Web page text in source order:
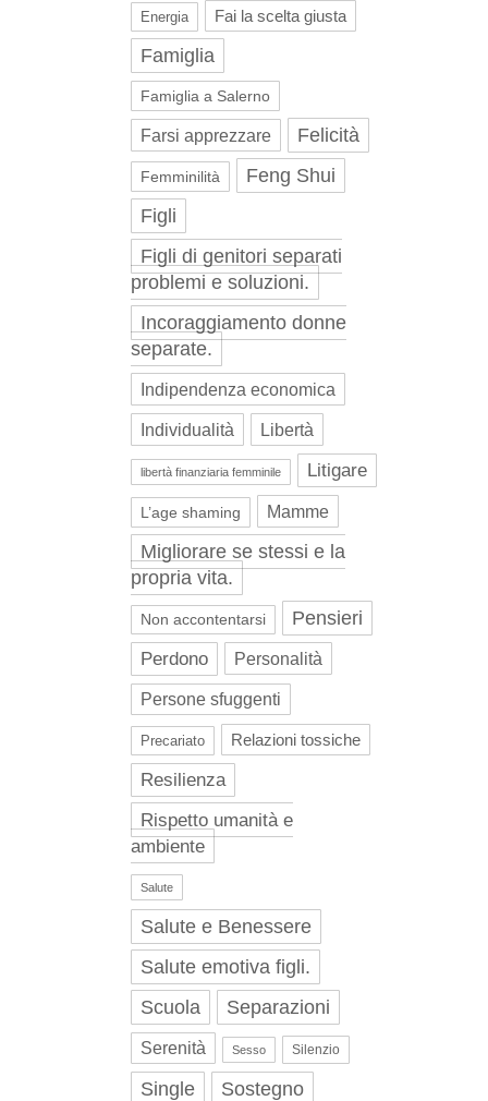
Energia Fai la scelta giusta
Famiglia
Famiglia a Salerno
Farsi apprezzare Felicità
Femminilità
Feng Shui
Figli
Figli di genitori separati
problemi e soluzioni.
Incoraggiamento donne
separate.
Indipendenza economica
Individualità Libertà
libertà finanziaria femminile Litigare
L’age shaming Mamme
Migliorare se stessi e la
propria vita.
Non accontentarsi Pensieri
Perdono Personalità
Persone sfuggenti
Precariato Relazioni tossiche
Resilienza
Rispetto umanità e
ambiente
Salute
Salute e Benessere
Salute emotiva figli.
Scuola
Separazioni
Serenità Sesso Silenzio
Single
Sostegno